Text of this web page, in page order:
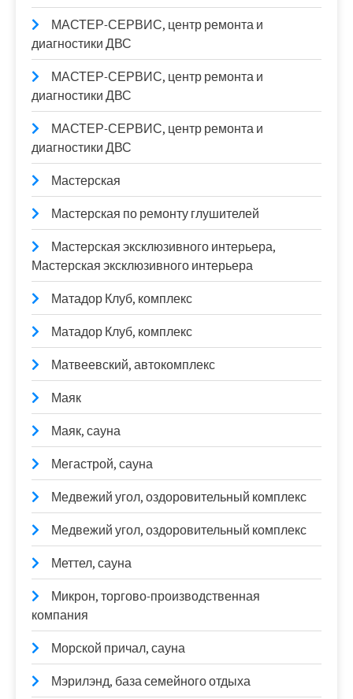
МАСТЕР-СЕРВИС, центр ремонта и
диагностики ДВС
МАСТЕР-СЕРВИС, центр ремонта и
диагностики ДВС
МАСТЕР-СЕРВИС, центр ремонта и
диагностики ДВС
Мастерская
Мастерская по ремонту глушителей
Мастерская эксклюзивного интерьера,
Мастерская эксклюзивного интерьера
Матадор Клуб, комплекс
Матадор Клуб, комплекс
Матвеевский, автокомплекс
Маяк
Маяк, сауна
Мегастрой, сауна
Медвежий угол, оздоровительный комплекс
Медвежий угол, оздоровительный комплекс
Меттел, сауна
Микрон, торгово-производственная
компания
Морской причал, сауна
Мэрилэнд, база семейного отдыха